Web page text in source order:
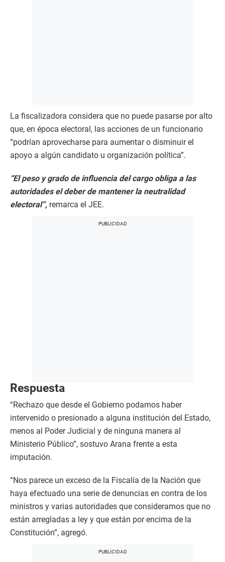
La fiscalizadora considera que no puede pasarse por alto
que, en época electoral, las acciones de un funcionario
“podrían aprovecharse para aumentar o disminuir el
apoyo a algún candidato u organización política”.
“El peso y grado de influencia del cargo obliga a las
autoridades el deber de mantener la neutralidad
electoral”, remarca el JEE.
Respuesta
“Rechazo que desde el Gobierno podamos haber
intervenido o presionado a alguna institución del Estado,
menos al Poder Judicial y de ninguna manera al
Ministerio Público”, sostuvo Arana frente a esta
imputación.
“Nos parece un exceso de la Fiscalía de la Nación que
haya efectuado una serie de denuncias en contra de los
ministros y varias autoridades que consideramos que no
están arregladas a ley y que están por encima de la
Constitución”, agregó.